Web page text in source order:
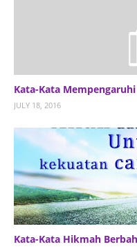
Kata-Kata
JULY 18, 2016
Kata-Kata Hikmah